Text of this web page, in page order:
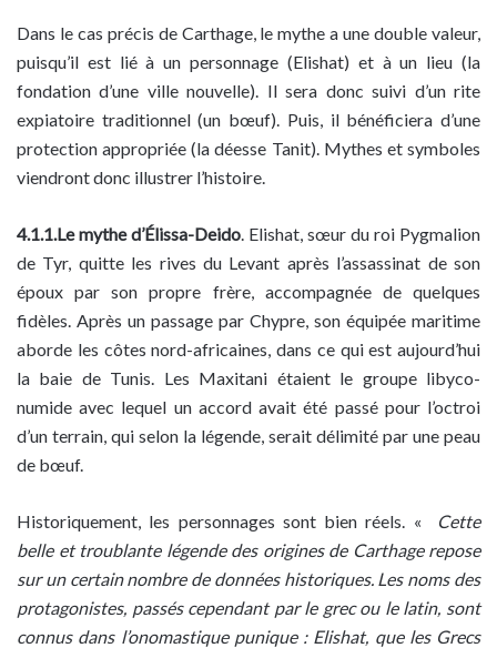
Dans le cas précis de Carthage, le mythe a une double valeur,
puisqu’il est lié à un personnage (Elishat) et à un lieu (la
fondation d’une ville nouvelle). Il sera donc suivi d’un rite
expiatoire traditionnel (un bœuf). Puis, il bénéficiera d’une
protection appropriée (la déesse Tanit). Mythes et symboles
viendront donc illustrer l’histoire.
4.1.1.Le mythe d’Élissa-Deido. Elishat, sœur du roi Pygmalion
de Tyr, quitte les rives du Levant après l’assassinat de son
époux par son propre frère, accompagnée de quelques
fidèles. Après un passage par Chypre, son équipée maritime
aborde les côtes nord-africaines, dans ce qui est aujourd’hui
la baie de Tunis. Les Maxitani étaient le groupe libyco-
numide avec lequel un accord avait été passé pour l’octroi
d’un terrain, qui selon la légende, serait délimité par une peau
de bœuf.
Historiquement, les personnages sont bien réels. «
Cette
belle et troublante légende des origines de Carthage repose
sur un certain nombre de données historiques. Les noms des
protagonistes, passés cependant par le grec ou le latin, sont
connus dans l’onomastique punique : Elishat, que les Grecs